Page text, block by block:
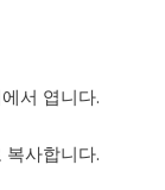
서 엽니다.
복사합니다.